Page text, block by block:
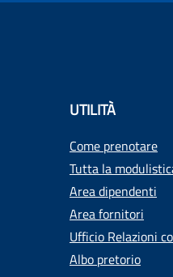
UTILITÀ
Come prenotare
Tutta la
Area dipendenti
Area fornitori
Ufficio Relazioni
Albo pretorio